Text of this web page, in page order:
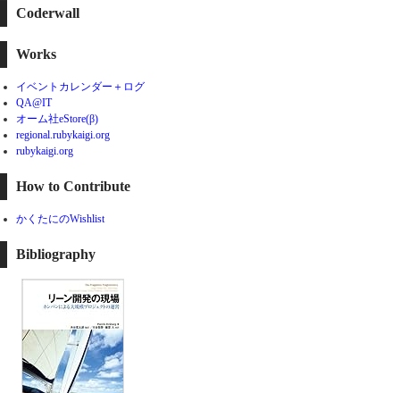
Coderwall
Works
イベントカレンダー＋ログ
QA@IT
オーム社eStore(β)
regional.rubykaigi.org
rubykaigi.org
How to Contribute
かくたにのWishlist
Bibliography